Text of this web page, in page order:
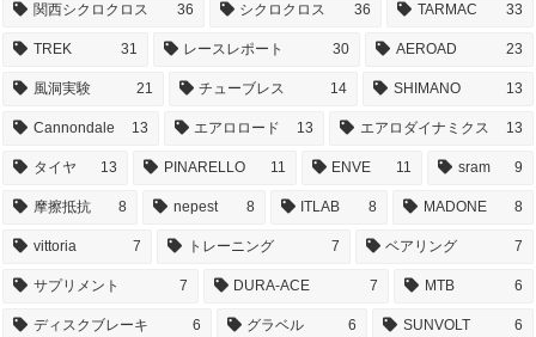
関西シクロクロス 36 シクロクロス 36 TARMAC 33
TREK 31 レースレポート 30 AEROAD 23
風洞実験 21 チューブレス 14 SHIMANO 13
Cannondale 13 エアロロード 13 エアロダイナミクス 13
タイヤ 13 PINARELLO 11 ENVE 11 sram 9
摩擦抵抗 8 nepest 8 ITLAB 8 MADONE 8
vittoria 7 トレーニング 7 ベアリング 7
サプリメント 7 DURA-ACE 7 MTB 6
ディスクブレーキ 6 グラベル 6 SUNVOLT 6